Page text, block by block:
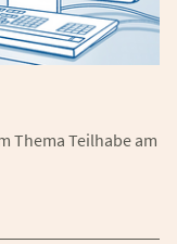
Thema Teilhabe am